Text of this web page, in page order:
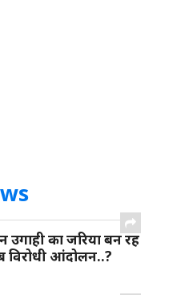
उगाही का जरिया बन रह
विरोधी आंदोलन..?